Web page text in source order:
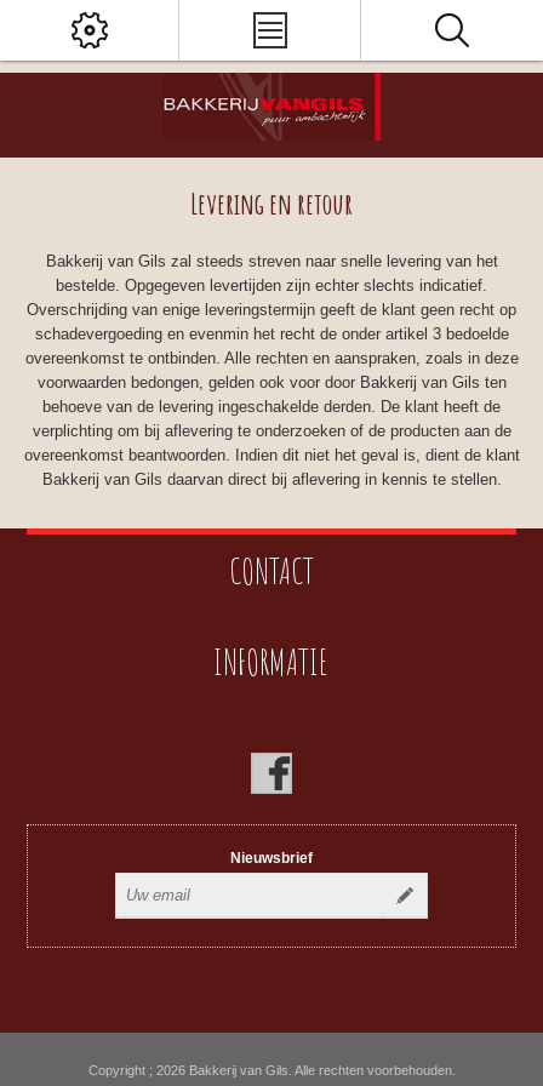
Levering en retour
Bakkerij van Gils zal steeds streven naar snelle levering van het
bestelde. Opgegeven levertijden zijn echter slechts indicatief.
Overschrijding van enige leveringstermijn geeft de klant geen recht op
schadevergoeding en evenmin het recht de onder artikel 3 bedoelde
overeenkomst te ontbinden. Alle rechten en aanspraken, zoals in deze
voorwaarden bedongen, gelden ook voor door Bakkerij van Gils ten
behoeve van de levering ingeschakelde derden. De klant heeft de
verplichting om bij aflevering te onderzoeken of de producten aan de
overeenkomst beantwoorden. Indien dit niet het geval is, dient de klant
Bakkerij van Gils daarvan direct bij aflevering in kennis te stellen.
CONTACT
INFORMATIE
Nieuwsbrief
Copyright ; 2026 Bakkerij van Gils. Alle rechten voorbehouden.